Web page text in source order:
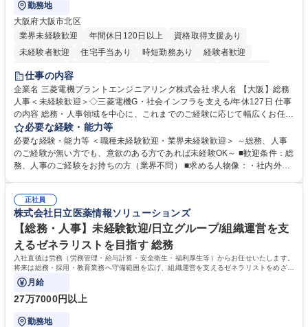
勤務地
大阪府大阪市北区
業界未経験歓迎
年間休日120日以上
資格取得支援あり
未経験者歓迎
住宅手当あり 時短勤務あり
経験者歓迎
退職金あり
駅近5分以内
土日祝休み 服装自由 寮・社宅あり 食事補助あり
仕事の内容
企業名 三菱電機プラントエンジニアリング株式会社 求人名 【大阪】総務
人事＜未経験歓迎＞◇三菱電機G・社会インフラを支える/年休127日 仕事
の内容 総務・人事領域を中心に、これまでのご経験に応じて幅広くお任せ
します。 ＜具体的には＞ ・総務/人事労務（給与・社保・勤怠管理など）
・採用・教育研修 ・福利厚生運用 など ※基本的には事務所勤務ですが、
採用や教育等の業務内容により、関西圏以外への日帰り・宿泊を伴う国内
出張もございます。 ※担当業務を持ちつつ、お互いに助け合いながら、総
必要な経験・能力等
必要な経験・能力等 ＜職種未経験歓迎・業界未経験歓迎＞ ～総務、人事
のご経験が無い方でも、意欲のある方であれば未経験OK～ ■歓迎条件：総
務、人事のご経験をお持ちの方（業界不問） ■求める人物像：・社内外の
正社員
株式会社日立医薬情報ソリューションズ
【総務・人事】未経験歓迎/日立グループ/組織運営を支
えるゼネラリストを目指す 総務
入社直後は労務（労務管理・給与計算・安全衛生・福利厚生等）からお任せいたします。
将来は総務・採用・教育業務へ守備範囲を広げ、組織運営を支えるゼネラリストをめざせ
ます。
月給
27万7000円以上
勤務地